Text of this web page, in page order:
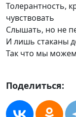
Толерантность,
чувствовать
Слышать, но не
И лишь стаканы
Так что мы
Поделиться: